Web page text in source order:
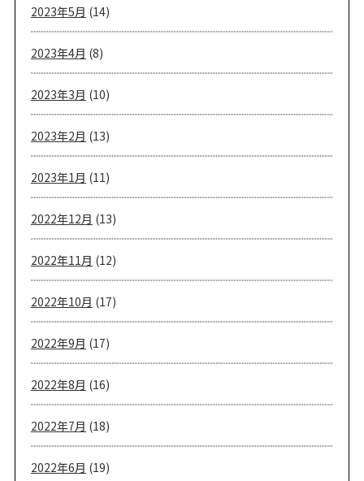
2023年5月 (14)
2023年4月 (8)
2023年3月 (10)
2023年2月 (13)
2023年1月 (11)
2022年12月 (13)
2022年11月 (12)
2022年10月 (17)
2022年9月 (17)
2022年8月 (16)
2022年7月 (18)
2022年6月 (19)